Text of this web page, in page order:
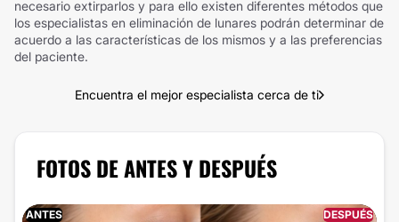
necesario extirparlos y para ello existen diferentes métodos que
los especialistas en eliminación de lunares podrán determinar de
acuerdo a las características de los mismos y a las preferencias
del paciente.
Encuentra el mejor especialista cerca de ti
FOTOS DE ANTES Y DESPUÉS
ANTES DESPUÉS